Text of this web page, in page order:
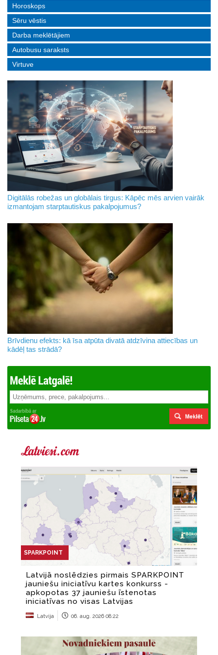
Horoskops
Sēru vēstis
Darba meklētājiem
Autobusu saraksts
Virtuve
Digitālās robežas un globālais tirgus: Kāpēc mēs arvien vairāk
izmantojam starptautiskus pakalpojumus?
Brīvdienu efekts: kā īsa atpūta divatā atdzīvina attiecības un
kādēļ tas strādā?